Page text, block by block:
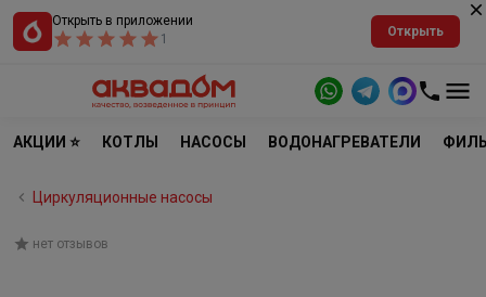
Открыть в приложении
1
Открыть
АКЦИИ ⭐ КОТЛЫ НАСОСЫ ВОДОНАГРЕВАТЕЛИ
Циркуляционные насосы
нет отзывов